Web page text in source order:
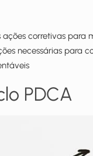
corretivas para
necessárias para
PDCA